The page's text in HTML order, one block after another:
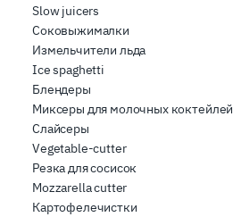
Slow juicers
Соковыжималки
Измельчители льда
Ice spaghetti
Блендеры
Миксеры для молочных коктейлей
Слайсеры
Vegetable-cutter
Резка для сосисок
Mozzarella cutter
Картофелечистки